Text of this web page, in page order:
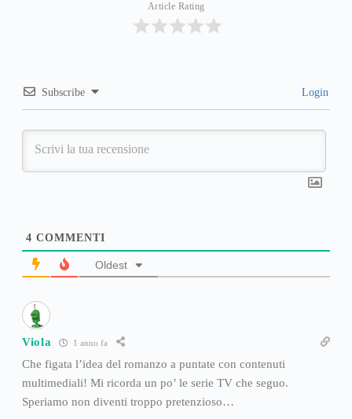
Article Rating
Subscribe Login
4 COMMENTI
Oldest
Viola 1 anno fa
Che figata l’idea del romanzo a puntate con contenuti
multimediali! Mi ricorda un po’ le serie TV che seguo.
Speriamo non diventi troppo pretenzioso…